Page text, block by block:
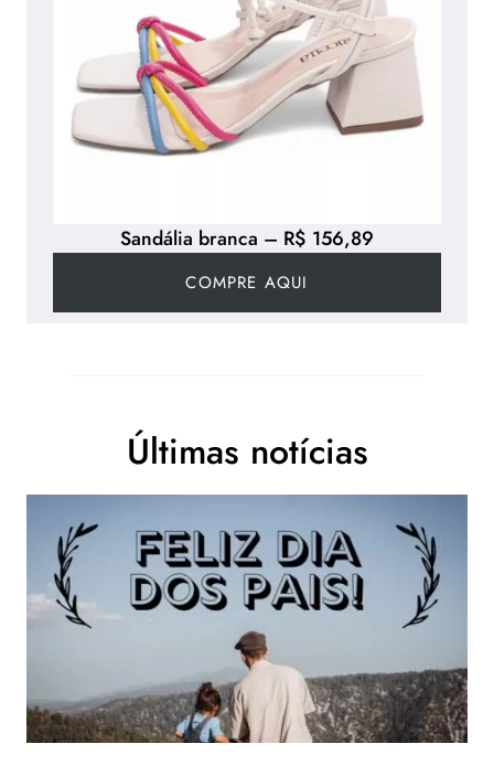
Sandália branca – R$ 156,89
COMPRE AQUI
Últimas notícias